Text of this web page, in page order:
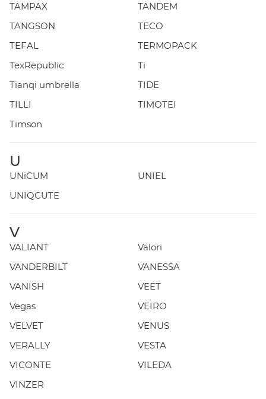
TAMPAX
TANDEM
TANGSON
TECO
TEFAL
TERMOPACK
TexRepublic
Ti
Tianqi umbrella
TIDE
TILLI
TIMOTEI
Timson
U
UNiCUM
UNIEL
UNIQCUTE
V
VALIANT
Valori
VANDERBILT
VANESSA
VANISH
VEET
Vegas
VEIRO
VELVET
VENUS
VERALLY
VESTA
VICONTE
VILEDA
VINZER